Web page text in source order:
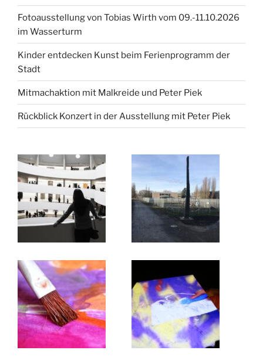
Fotoausstellung von Tobias Wirth vom 09.-11.10.2026
im Wasserturm
Kinder entdecken Kunst beim Ferienprogramm der
Stadt
Mitmachaktion mit Malkreide und Peter Piek
Rückblick Konzert in der Ausstellung mit Peter Piek